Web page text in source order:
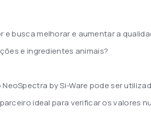
e busca melhorar e aumentar a
e ingredientes animais?
by Si-Ware pode ser
ideal para verificar os valores